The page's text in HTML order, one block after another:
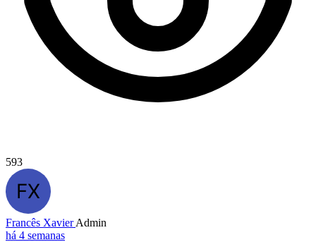
593
Francês XavierAdmin
há 4 semanas